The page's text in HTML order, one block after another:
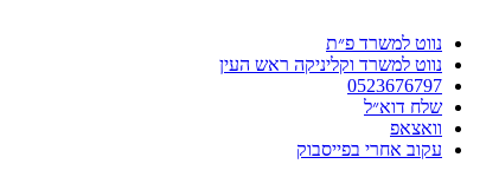
נווט למשרד פ״ת
נווט למשרד וקליניקה ראש העין
0523676797
שלח דוא״ל
וואצאפ
עקוב אחרי בפייסבוק